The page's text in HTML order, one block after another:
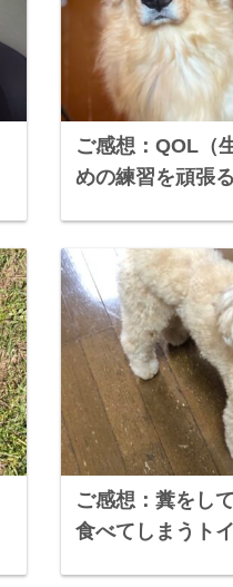
ご感想：QOL（
めの練習を頑張
ご感想：糞をし
食べてしまうト